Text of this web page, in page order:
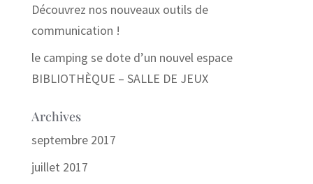
Découvrez nos nouveaux outils de
communication !
le camping se dote d’un nouvel espace
BIBLIOTHÈQUE – SALLE DE JEUX
Archives
septembre 2017
juillet 2017